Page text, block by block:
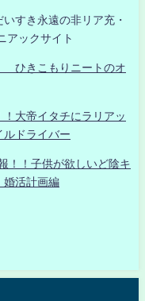
すき永遠の非リア充・
アックサイト
ひきこもりニートのオ
大帝イタチにラリアッ
ルドライバー
！！子供が欲しいど陰キ
婚活計画編